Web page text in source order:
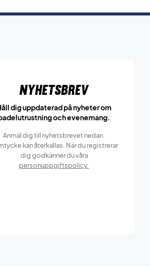
Nyhetsbrev
dig uppdaterad på nyheter om
och evenemang.
Anmäl dig till nyhetsbrevet nedan.
kan återkallas. När du registrerar
dig godkänner du våra
personuppgiftspolicy.